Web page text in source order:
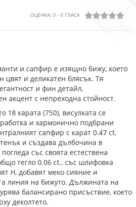
ОЦЕНКА: 0 - 0 ГЛАСА
и сапфир е изящно бижу, което
цвят и деликатен блясък. Тя
и фин детайл,
акцент с непреходна стойност.
18 карата (750), висулката се
и хармонично подбрани
сапфир с карат 0.47 ct.
и създава дълбочина в
със своята естествена
тегло 0.06 ct., със шлифовка
H, добавят меко сияние и
линия на бижуто. Дължината на
балансирано присъствие, което
деколтето.